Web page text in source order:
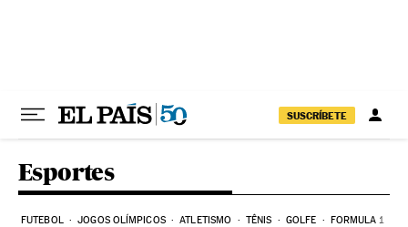
SUSCRÍBETE
Esportes
FUTEBOL JOGOS OLÍMPICOS ATLETISMO TÊNIS GOLFE FORMULA 1